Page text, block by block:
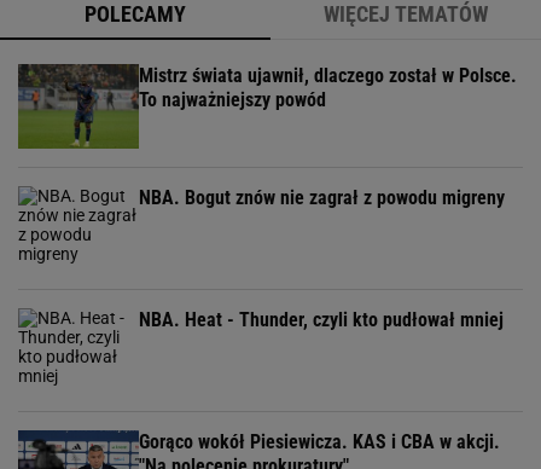
POLECAMY WIĘCEJ TEMATÓW
Mistrz świata ujawnił, dlaczego został w Polsce.
To najważniejszy powód
NBA. Bogut znów nie zagrał z powodu migreny
NBA. Heat - Thunder, czyli kto pudłował mniej
Gorąco wokół Piesiewicza. KAS i CBA w akcji.